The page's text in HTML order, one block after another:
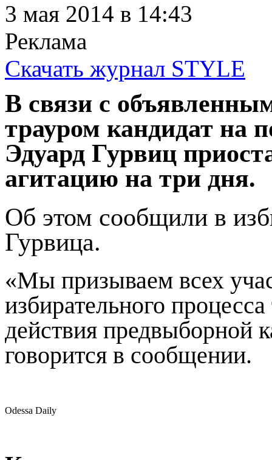
3 мая 2014 в 14:43
Реклама
Скачать журнал STYLE
В связи с
трауром кандидат на
Эдуард Гурвиц
агитацию на три дня.
Об этом сообщили в
Гурвица.
«Мы призываем всех
избирательного
действия предвыборной
говорится в сообщении.
Odessa Daily